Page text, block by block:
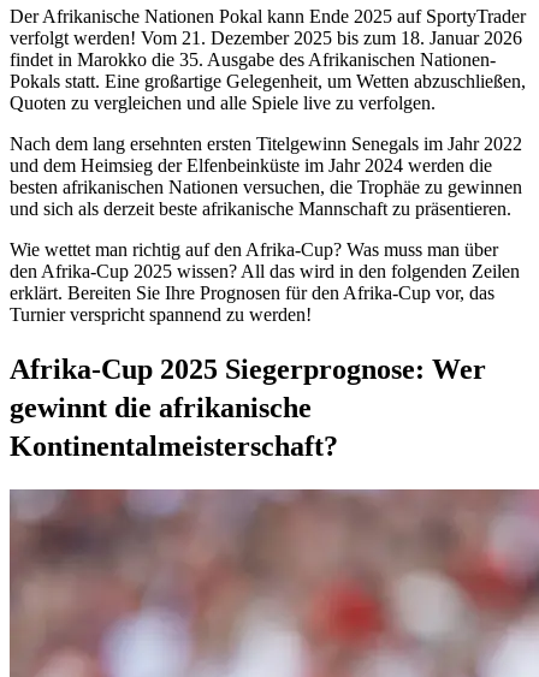
Der Afrikanische Nationen Pokal kann Ende 2025 auf SportyTrader
verfolgt werden! Vom 21. Dezember 2025 bis zum 18. Januar 2026
findet in Marokko die 35. Ausgabe des Afrikanischen Nationen-
Pokals statt. Eine großartige Gelegenheit, um Wetten abzuschließen,
Quoten zu vergleichen und alle Spiele live zu verfolgen.
Nach dem lang ersehnten ersten Titelgewinn Senegals im Jahr 2022
und dem Heimsieg der Elfenbeinküste im Jahr 2024 werden die
besten afrikanischen Nationen versuchen, die Trophäe zu gewinnen
und sich als derzeit beste afrikanische Mannschaft zu präsentieren.
Wie wettet man richtig auf den Afrika-Cup? Was muss man über
den Afrika-Cup 2025 wissen? All das wird in den folgenden Zeilen
erklärt. Bereiten Sie Ihre Prognosen für den Afrika-Cup vor, das
Turnier verspricht spannend zu werden!
Afrika-Cup 2025 Siegerprognose: Wer
gewinnt die afrikanische
Kontinentalmeisterschaft?